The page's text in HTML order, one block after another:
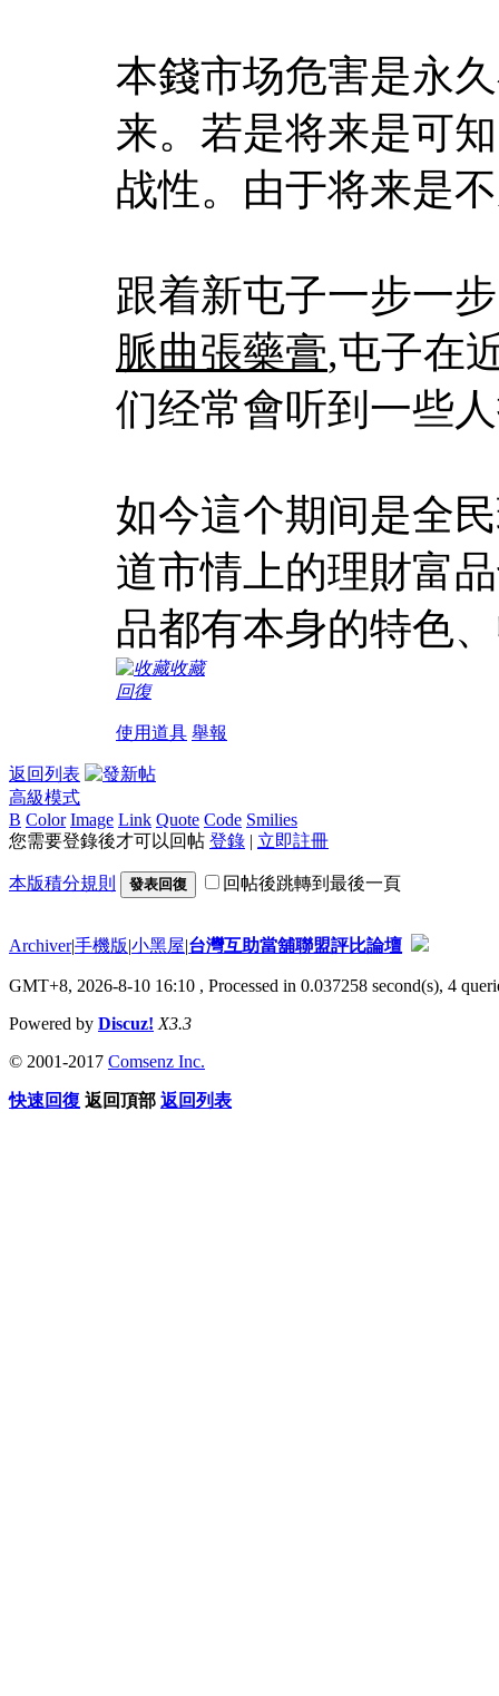
本錢市场危害是永
来。若是将来是可
战性。由于将来是
跟着新屯子一步一
脈曲張藥膏,屯子在
们经常會听到一些
如今這个期间是全
道市情上的理財富
品都有本身的特色
收藏
回復
使用道具 舉報
返回列表
高級模式
B Color Image Link Quote Code Smilies
您需要登錄後才可以回帖 登錄 | 立即註冊
本版積分規則 發表回復 回帖後跳轉到最後一頁
Archiver|手機版|小黑屋|台灣互助當舖聯盟評比論壇
GMT+8, 2026-8-10 16:10 , Processed in 0.037258 second(s), 4
Powered by Discuz! X3.3
© 2001-2017 Comsenz Inc.
快速回復 返回頂部 返回列表